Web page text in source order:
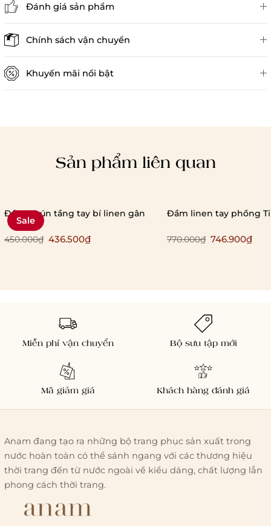
Đánh giá sản phẩm
Chính sách vận chuyển
×
Khuyến mãi nổi bật
Sản phẩm liên quan
Sale
Đầm nhún tầng tay bí linen gân
450.000₫ 436.500₫
Đầm linen tay phồng
770.000₫ 746.900₫
Miễn phí vận chuyển Bộ sưu tập mới
Mã giảm giá Khách hàng đánh giá
Anam đang tạo ra những bộ trang phục sản xuất trong
nước hoàn toàn có thể sánh ngang với các thương hiệu
thời trang đến từ nước ngoài về kiểu dáng, chất lượng lẫn
phong cách thời trang.